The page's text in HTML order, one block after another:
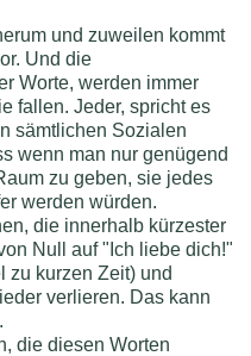
und zuweilen kommt
Und die
Worte, werden immer
fallen. Jeder, spricht es
sämtlichen Sozialen
wenn man nur genügend
zu geben, sie jedes
werden würden.
die innerhalb kürzester
Null auf "Ich liebe dich!"
zu kurzen Zeit) und
verlieren. Das kann
die diesen Worten